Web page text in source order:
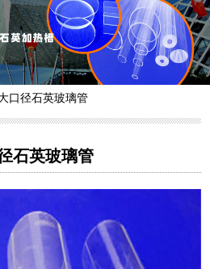
口径石英玻璃管
石英玻璃管